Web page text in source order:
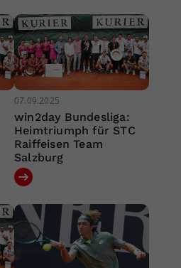
07.09.2025
win2day Bundesliga:
Heimtriumph für STC
Raiffeisen Team
Salzburg